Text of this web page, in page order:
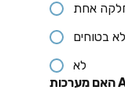
אחת
לא בטוחים
לא